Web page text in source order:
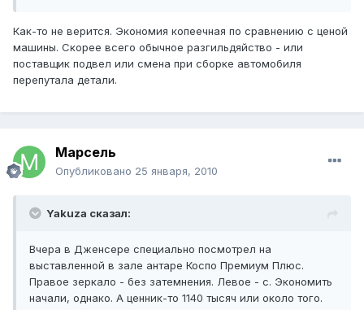
Как-то не верится. Экономия копеечная по сравнению с ценой
машины. Скорее всего обычное разгильдяйство - или
поставщик подвел или смена при сборке автомобиля
перепутала детали.
Марсель
Опубликовано 25 января, 2010
Yakuza сказал:
Вчера в Дженсере специально посмотрел на
выставленной в зале антаре Коспо Премиум Плюс.
Правое зеркало - без затемнения. Левое - с. Экономить
начали, однако. А ценник-то 1140 тысяч или около того.